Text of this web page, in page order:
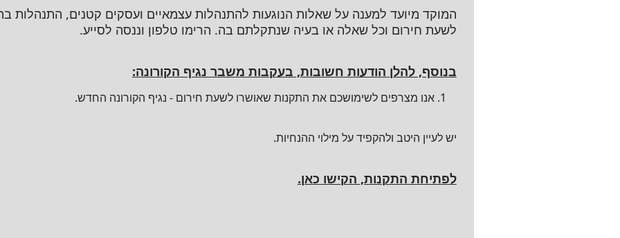
המוקד מיועד למענה על שאלות הנוגעות להתנהלות עצמאיים ועסקים קטנים,
לשעת חירום וכל שאלה או בעיה שנתקלתם בה. הרימו טלפון וננסה לסייע.
בנוסף, להלן הודעות חשובות, בעקבות משבר נגיף הקורונה:
אנו מצרפים לשימושכם את התקנות שאושרו לשעת חירום - נגיף הקורונה החדש.
יש לעיין היטב ולהקפיד על מילוי ההנחיות.
לפתיחת התקנות, הקישו כאן.